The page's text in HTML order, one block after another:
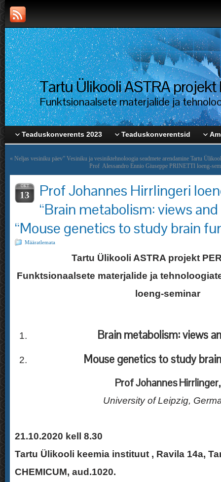
Tartu Ülikooli ASTRA projekt
Funktsionaalsete materjalide ja
Teaduskonverents 2023 Teaduskonverentsid
« Neljas vesiniku päev” Vesiniku ja vesiniktehnoloogia seadmete arendamine Tartu
Prof Alessandro Ennio Giuseppe PRINETTI loeng-
OKT
13
Prof Johannes Hirrlingeri
“Brain metabolism: views and
“Mouse genetics to study brain
Määratlemata
Tartu Ülikooli ASTRA projekt
Funktsionaalsete materjalide ja
loeng-seminar
Brain metabolism: views
Mouse genetics to study
Prof Johannes Hirrlinger,
University of Leipzig,
21.10.2020 kell 8.30
Tartu Ülikooli keemia instituut , Ravila 14a,
CHEMICUM, aud.1020.